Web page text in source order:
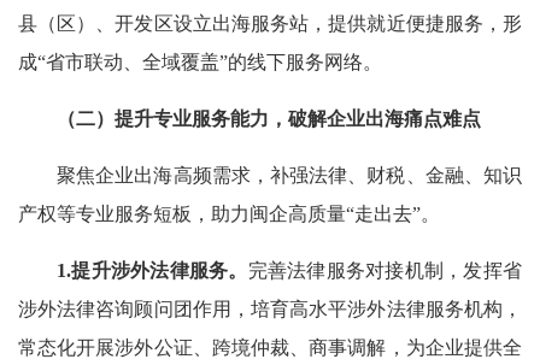
县（区）、开发区设立出海服务站，提供就近便捷服务，形
成“省市联动、全域覆盖”的线下服务网络。
（二）提升专业服务能力，破解企业出海痛点难点
聚焦企业出海高频需求，补强法律、财税、金融、知识
产权等专业服务短板，助力闽企高质量“走出去”。
1.提升涉外法律服务。 完善法律服务对接机制，发挥省
涉外法律咨询顾问团作用，培育高水平涉外法律服务机构，
常态化开展涉外公证、跨境仲裁、商事调解，为企业提供全